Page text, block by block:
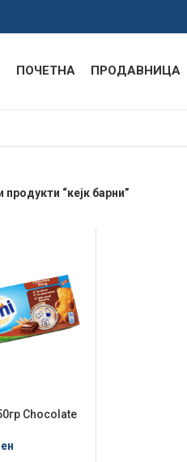
ПОЧЕТНА ПРОДАВНИЦА
продукти “кејк барни”
Chocolate